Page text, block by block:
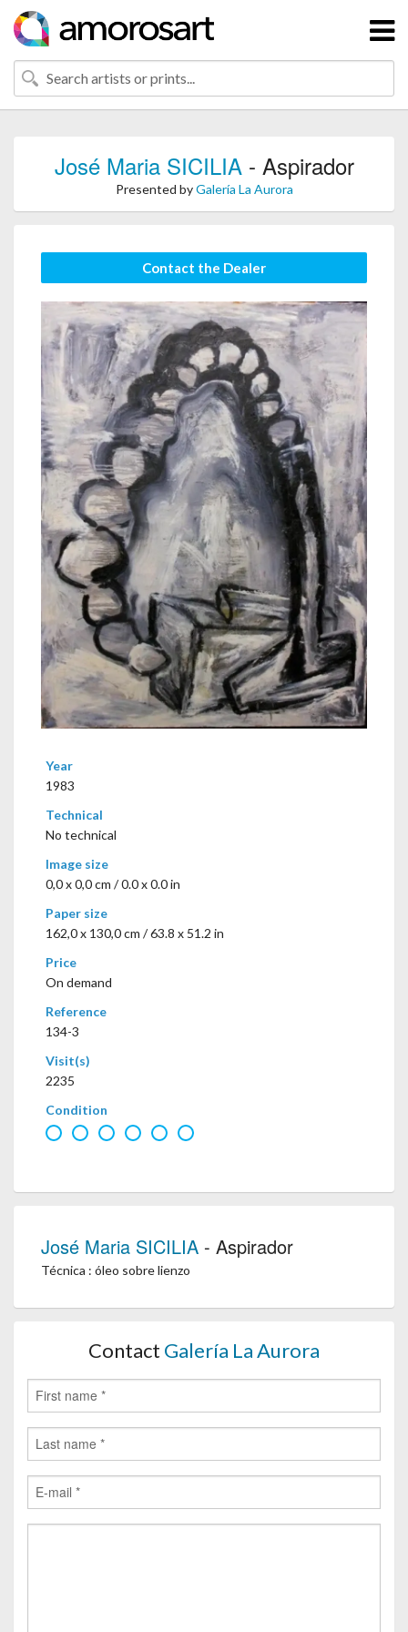
José Maria SICILIA- Aspirador
Presented byGalería La Aurora
Contact the Dealer
Year
1983
Technical
No technical
Image size
0,0 x 0,0 cm / 0.0 x 0.0 in
Paper size
162,0 x 130,0 cm / 63.8 x 51.2 in
Price
On demand
Reference
134-3
Visit(s)
2235
Condition
José Maria SICILIA - Aspirador
Técnica : óleo sobre lienzo
Contact Galería La Aurora